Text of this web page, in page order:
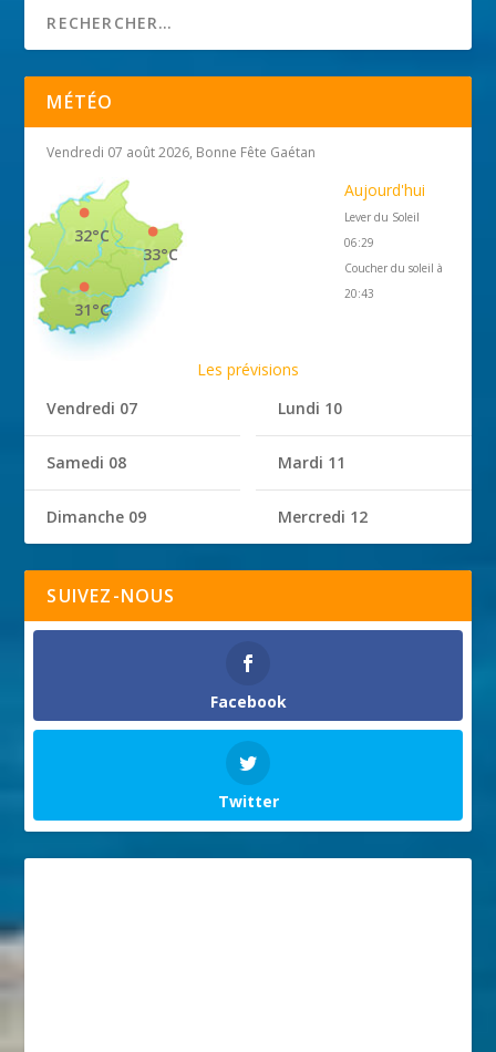
MÉTÉO
Vendredi 07 août 2026, Bonne Fête Gaétan
33°C
32°C
31°C
Aujourd'hui
Lever du Soleil
06:29
Coucher du soleil à
20:43
Les prévisions
Vendredi 07
Samedi 08
Dimanche 09
Lundi 10
Mardi 11
Mercredi 12
SUIVEZ-NOUS
Facebook
Twitter